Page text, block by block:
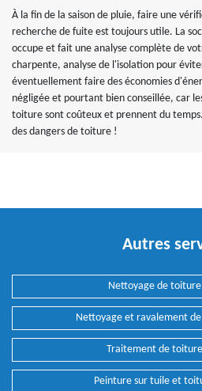
À la fin de la saison de pluie, faire une
recherche de fuite est toujours utile. La
occupe et fait une analyse complète de
charpente, analyse de l'isolation pour
éventuellement faire des économies
négligée et pourtant bien conseillée, car
toiture sont coûteux et prennent du
des dangers de toiture !
Autres
Nettoyage de
Nettoyage et ravalement
Traitement de
Peinture sur tuile et